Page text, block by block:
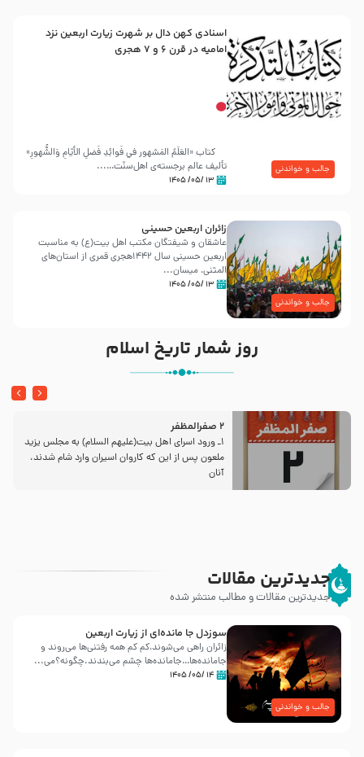
جالب و خواندنی
اسنادی کهن دال بر شهرت زیارت اربعین نزد
امامیه در قرن ۶ و ۷ هجری
کتاب «العَلَمُ المَشهور في فَوائِدِ فَضلِ الأيّامِ وَالشُّهورِ»
تألیف عالم برجسته‌ی اهل‌سنّت…...
۱۳ /۰۵/ ۱۴۰۵
جالب و خواندنی
زائران اربعین حسینی
عاشقان و شیفتگان مکتب اهل بیت(ع) به مناسبت
اربعین حسینی سال ۱۴۴۲هجری قمری از استان‌های
المثنی، میسان...
۱۳ /۰۵/ ۱۴۰۵
روز شمار تاریخ اسلام
2 صفرالمظفر
1ـ ورود اسراى اهل بیت‌(علیهم السلام) به مجلس یزید
ملعون پس از این كه كاروان اسیران وارد شام شدند،
آنان
جدیدترین مقالات
جدیدترین مقالات و مطالب منتشر شده
جالب و خواندنی
سوزدل جا مانده‌ای از زیارت اربعین
زائران راهی می‌شوند،کم‌ کم همه رفتنی‌ها می‌روند و
جامانده‌ها…جامانده‌ها چشم می‌بندند.چگونه؟می‌...
۱۴ /۰۵/ ۱۴۰۵